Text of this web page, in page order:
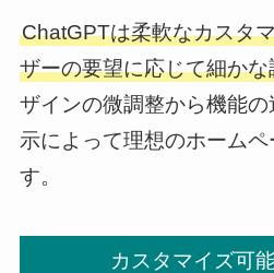
ChatGPTは柔軟なカスタ
ザーの要望に応じて細か
ザインの微調整から機能
示によって理想のホームペ
す。
カスタマイズ可